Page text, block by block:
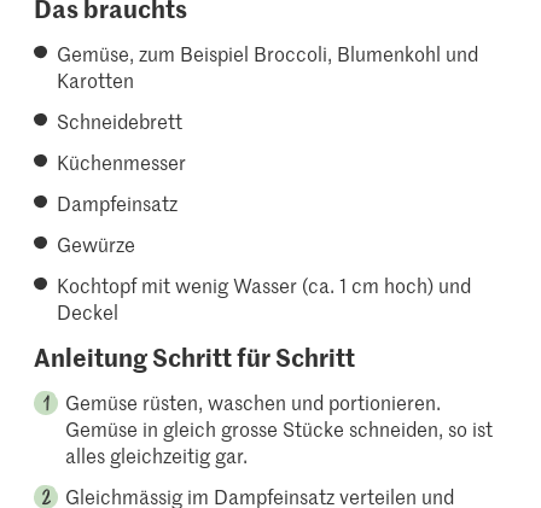
Das brauchts
Gemüse, zum Beispiel Broccoli, Blumenkohl und
Karotten
Schneidebrett
Küchenmesser
Dampfeinsatz
Gewürze
Kochtopf mit wenig Wasser (ca. 1 cm hoch) und
Deckel
Anleitung Schritt für Schritt
Gemüse rüsten, waschen und portionieren.
Gemüse in gleich grosse Stücke schneiden, so ist
alles gleichzeitig gar.
Gleichmässig im Dampfeinsatz verteilen und